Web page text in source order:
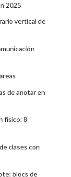
2025
vertical de
de anotar en
físico: 8
clases con
blocs de